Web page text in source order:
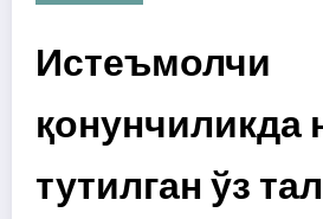
Истеъмолчи
қонунчиликда
тутилган ўз